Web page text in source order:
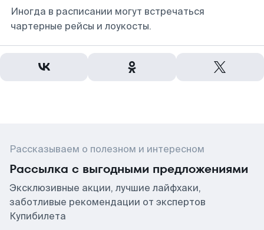
Иногда в расписании могут встречаться
чартерные рейсы и лоукосты.
Рассказываем о полезном и интересном
Рассылка с выгодными предложениями
Эксклюзивные акции, лучшие лайфхаки,
заботливые рекомендации от экспертов
Купибилета